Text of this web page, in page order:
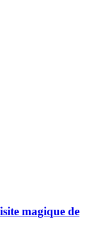
magique de